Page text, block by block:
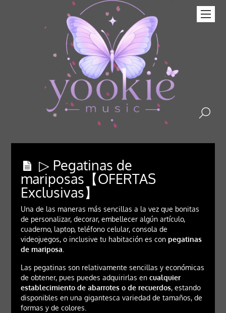
▷ Pegatinas de
mariposas【OFERTAS
Exclusivas】
Una de las maneras más sencillas a la vez que bonitas
de personalizar, decorar, embellecer algún artículo,
cuaderno, laptop, teléfono celular, consola de
videojuegos, o inclusive tu habitación es con pegatinas
de mariposa.
Las pegatinas son relativamente sencillas y económicas
de obtener, pues puedes adquirirlas en cualquier
establecimiento de abarrotes o de recuerdos, estando
disponibles en una gigantesca variedad de tamaños, de
formas y de colores.